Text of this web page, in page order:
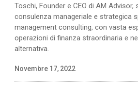
Toschi, Founder e CEO di AM Advisor,
consulenza manageriale e strategica
management consulting, con vasta
operazioni di finanza straordinaria e
alternativa.
Novembre 17, 2022